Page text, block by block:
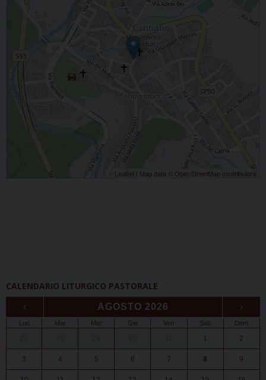
Leaflet | Map data © OpenStreetMap contributors
CALENDARIO LITURGICO PASTORALE
‹ AGOSTO 2026 ›
Lun Mar Mer Gio Ven Sab Dom
1 2
3 4 5 6 7 8 9